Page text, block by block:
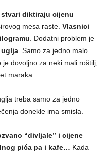
diktiraju cijenu
mesa raste. Vlasnici
. Dodatni problem je
uglja . Samo za jedno malo
dovoljno za neki mali roštilj,
maraka.
treba samo za jedno
donekle ima smisla.
“divljale” i cijene
pića pa i kafe… Kada